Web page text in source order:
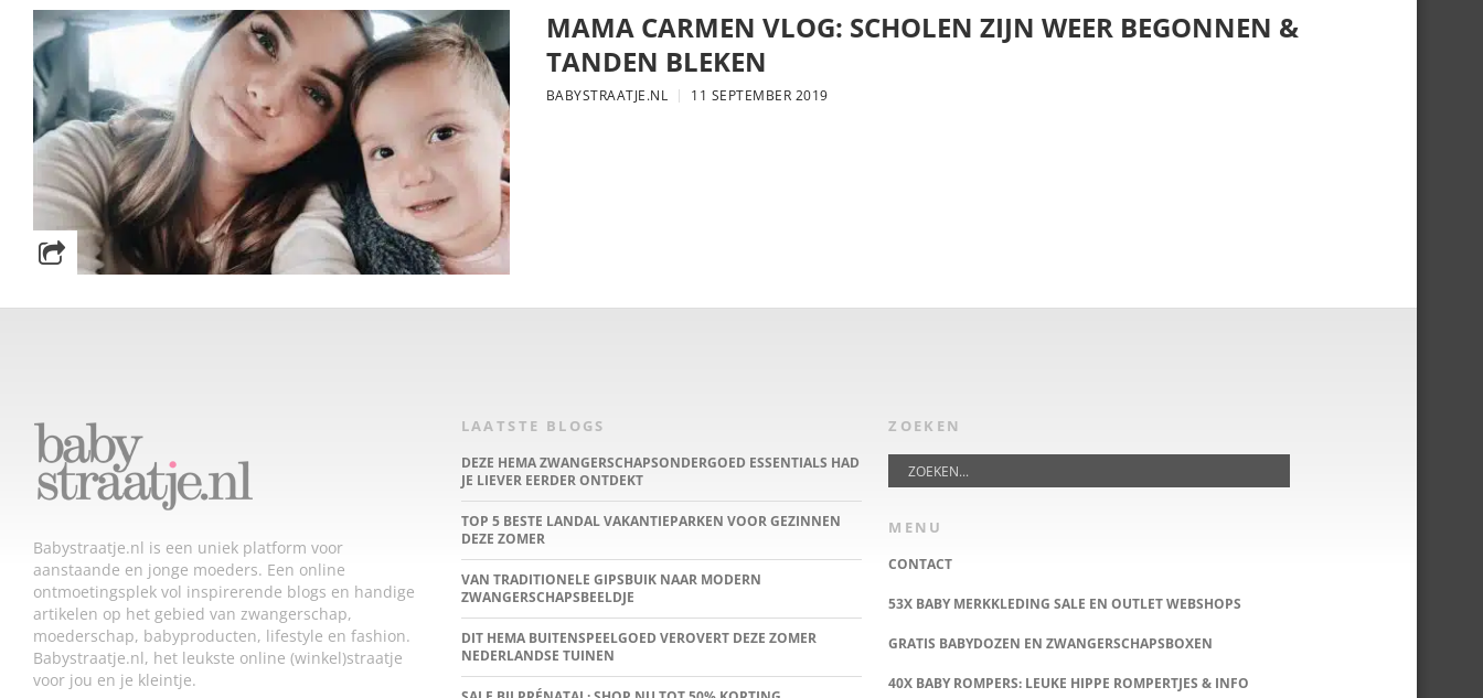
MAMA CARMEN VLOG: SCHOLEN ZIJN WEER BEGONNEN &
TANDEN BLEKEN
BABYSTRAATJE.NL 11 SEPTEMBER 2019
Babystraatje.nl is een uniek platform voor
aanstaande en jonge moeders. Een online
ontmoetingsplek vol inspirerende blogs en handige
artikelen op het gebied van zwangerschap,
moederschap, babyproducten, lifestyle en fashion.
Babystraatje.nl, het leukste online (winkel)straatje
voor jou en je kleintje.
LAATSTE BLOGS
DEZE HEMA ZWANGERSCHAPSONDERGOED ESSENTIALS HAD
JE LIEVER EERDER ONTDEKT
TOP 5 BESTE LANDAL VAKANTIEPARKEN VOOR GEZINNEN
DEZE ZOMER
VAN TRADITIONELE GIPSBUIK NAAR MODERN
ZWANGERSCHAPSBEELDJE
DIT HEMA BUITENSPEELGOED VEROVERT DEZE ZOMER
NEDERLANDSE TUINEN
ZOEKEN
MENU
CONTACT
53X BABY MERKKLEDING SALE EN OUTLET WEBSHOPS
GRATIS BABYDOZEN EN ZWANGERSCHAPSBOXEN
40X BABY ROMPERS: LEUKE HIPPE ROMPERTJES & INFO